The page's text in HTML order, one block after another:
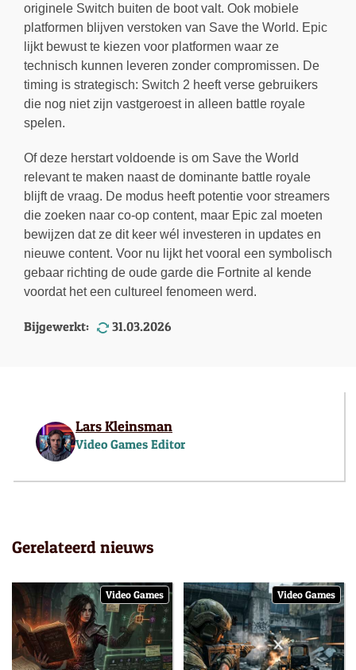
originele Switch buiten de boot valt. Ook mobiele
platformen blijven verstoken van Save the World. Epic
lijkt bewust te kiezen voor platformen waar ze
technisch kunnen leveren zonder compromissen. De
timing is strategisch: Switch 2 heeft verse gebruikers
die nog niet zijn vastgeroest in alleen battle royale
spelen.
Of deze herstart voldoende is om Save the World
relevant te maken naast de dominante battle royale
blijft de vraag. De modus heeft potentie voor streamers
die zoeken naar co-op content, maar Epic zal moeten
bewijzen dat ze dit keer wél investeren in updates en
nieuwe content. Voor nu lijkt het vooral een symbolisch
gebaar richting de oude garde die Fortnite al kende
voordat het een cultureel fenomeen werd.
Bijgewerkt: 31.03.2026
Lars Kleinsman
Video Games Editor
Gerelateerd nieuws
Video Games Video Games